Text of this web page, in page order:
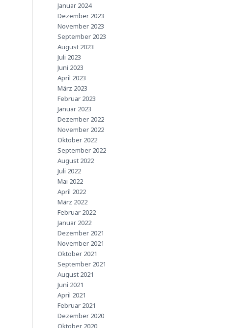
Januar 2024
Dezember 2023
November 2023
September 2023
August 2023
Juli 2023
Juni 2023
April 2023
März 2023
Februar 2023
Januar 2023
Dezember 2022
November 2022
Oktober 2022
September 2022
August 2022
Juli 2022
Mai 2022
April 2022
März 2022
Februar 2022
Januar 2022
Dezember 2021
November 2021
Oktober 2021
September 2021
August 2021
Juni 2021
April 2021
Februar 2021
Dezember 2020
Oktober 2020